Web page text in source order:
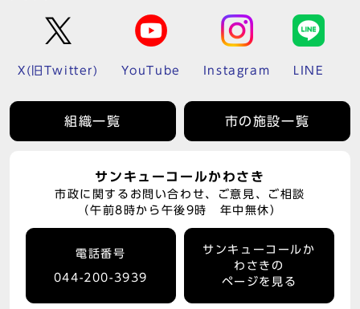
X(旧Twitter) YouTube Instagram LINE
組織一覧 市の施設一覧
サンキューコールかわさき
市政に関するお問い合わせ、ご意見、ご相談
（午前8時から午後9時 年中無休）
電話番号
044-200-3939
サンキューコールか
わさきの
ページを見る